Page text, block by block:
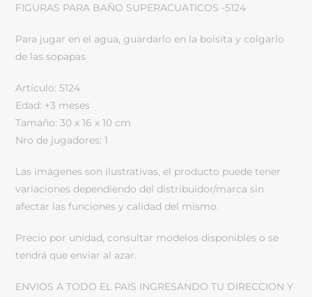
FIGURAS PARA BAÑO SUPERACUATICOS -5124
Para jugar en el agua, guardarlo en la bolsita y colgarlo
de las sopapas
Artículo: 5124
Edad: +3 meses
Tamaño: 30 x 16 x 10 cm
Nro de jugadores: 1
Las imágenes son ilustrativas, el producto puede tener
variaciones dependiendo del distribuidor/marca sin
afectar las funciones y calidad del mismo.
Precio por unidad, consultar modelos disponibles o se
tendrá que enviar al azar.
ENVIOS A TODO EL PAIS INGRESANDO TU DIRECCION Y